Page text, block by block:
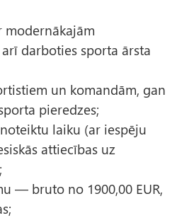
modernākajām
darboties sporta ārsta
un komandām, gan
pieredzes;
laiku (ar iespēju
attiecības uz
— bruto no 1900,00 EUR,